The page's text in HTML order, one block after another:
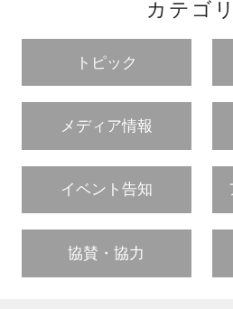
カテゴ
トピック
メディア情報
イベント告知
協賛・協力